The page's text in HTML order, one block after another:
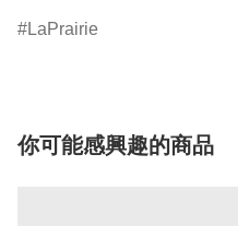
LaPrairie
你可能感興趣的商品